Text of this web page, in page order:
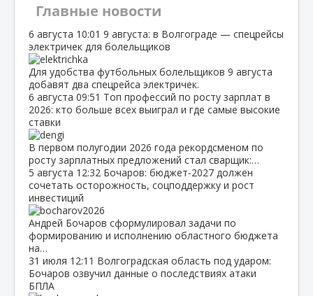
Главные новости
6 августа 10:01 9 августа: в Волгограде — спецрейсы
электричек для болельщиков
Для удобства футбольных болельщиков 9 августа
добавят два спецрейса электричек.
6 августа 09:51 Топ профессий по росту зарплат в
2026: кто больше всех выиграл и где самые высокие
ставки
В первом полугодии 2026 года рекордсменом по
росту зарплатных предложений стал сварщик:…
5 августа 12:32 Бочаров: бюджет‑2027 должен
сочетать осторожность, соцподдержку и рост
инвестиций
Андрей Бочаров сформулировал задачи по
формированию и исполнению областного бюджета
на…
31 июля 12:11 Волгоградская область под ударом:
Бочаров озвучил данные о последствиях атаки
БПЛА